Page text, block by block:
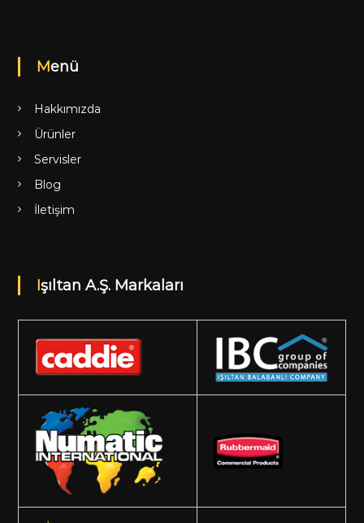
Menü
Hakkımızda
Ürünler
Servisler
Blog
İletişim
Işıltan A.Ş. Markaları